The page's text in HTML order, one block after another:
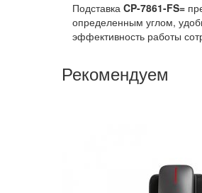
Подставка CP-7861-FS=
определенным углом,
эффективность работы
Рекомендуем